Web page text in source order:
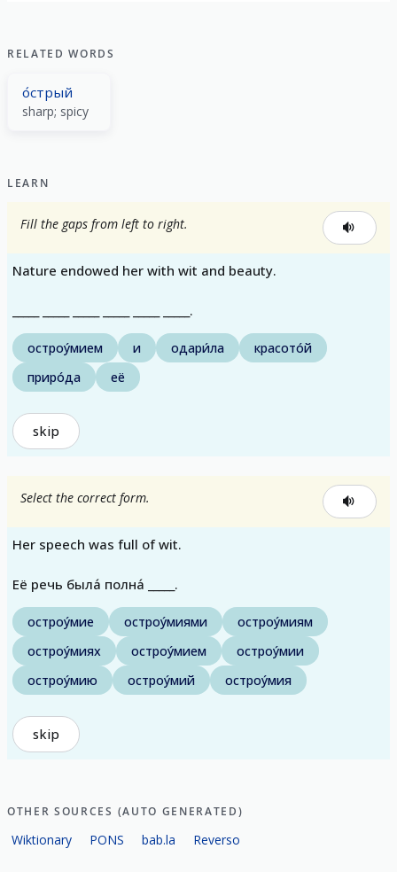
RELATED WORDS
о́стрый
sharp; spicy
LEARN
Fill the gaps from left to right.
Nature endowed her with wit and beauty.
_____ _____ _____ _____ _____ _____.
остроу́мием и одари́ла
красото́й
приро́да
её
skip
Select the correct form.
Her speech was full of wit.
Её речь была́ полна́ _____.
остроу́мие остроу́миями
остроу́миям
остроу́миях
остроу́мием
остроу́мии
остроу́мию
остроу́мий остроу́мия
skip
OTHER SOURCES (AUTO GENERATED)
Wiktionary PONS bab.la Reverso